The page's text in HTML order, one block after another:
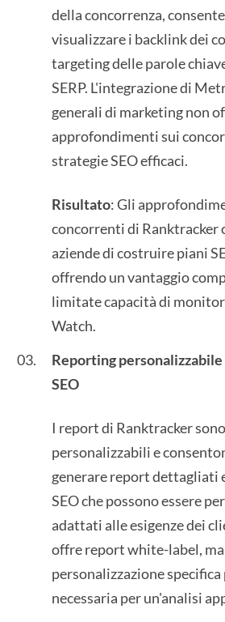
della concorrenza,
visualizzare i backlink dei
targeting delle parole
SERP. L'integrazione di
generali di marketing non
approfondimenti sui
strategie SEO efficaci.
Risultato: Gli
concorrenti di Ranktracker
aziende di costruire piani
offrendo un vantaggio
limitate capacità di
Watch.
Reporting
SEO
I report di Ranktracker
personalizzabili e
generare report dettagliati
SEO che possono essere
adattati alle esigenze dei
offre report white-label,
personalizzazione specifica
necessaria per un'analisi